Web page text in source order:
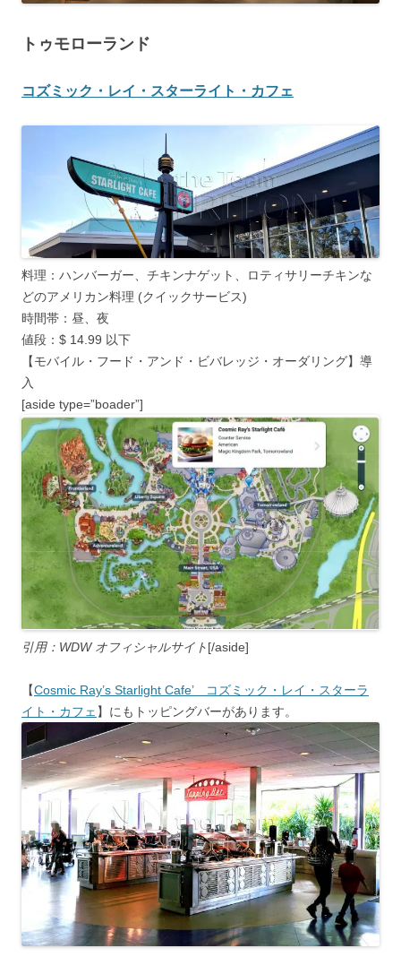
トゥモローランド
コズミック・レイ・スターライト・カフェ
料理：ハンバーガー、チキンナゲット、ロティサリーチキンな
どのアメリカン料理 (クイックサービス)
時間帯：昼、夜
値段：$ 14.99 以下
【モバイル・フード・アンド・ビバレッジ・オーダリング】導
入
[aside type=”boader”]
引用：WDW オフィシャルサイト[/aside]
【Cosmic Ray’s Starlight Cafe’ コズミック・レイ・スターラ
イト・カフェ 】にもトッピングバーがあります。